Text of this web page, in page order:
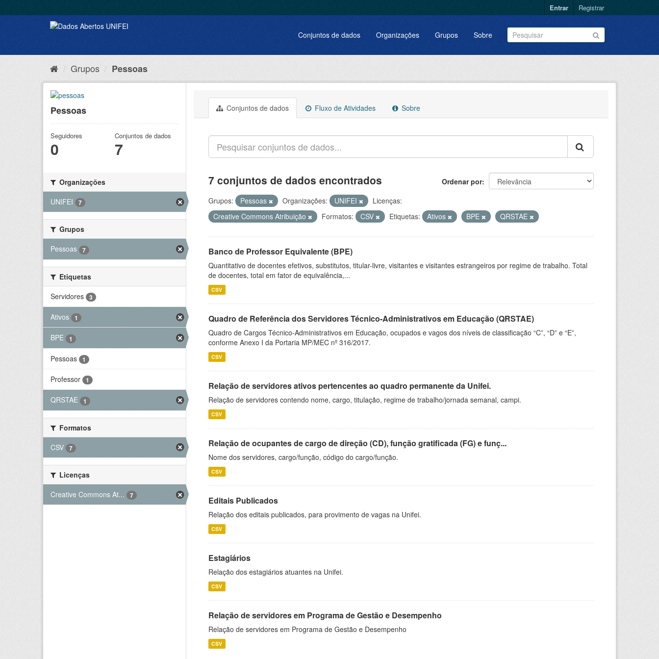
Entrar Registrar
Conjuntos de dados Organizações Grupos Sobre
Grupos Pessoas
Pessoas
Seguidores
0
Conjuntos de dados
7
Organizações
UNIFEI
7
Grupos
Pessoas
7
Etiquetas
Servidores
3
Ativos 1
BPE 1
Pessoas 1
Professor 1
QRSTAE 1
Formatos
CSV
7
Licenças
Creative Commons At...
7
Conjuntos de dados Fluxo de Atividades Sobre
Ordenar por
7 conjuntos de dados encontrados
Grupos: Pessoas Organizações: UNIFEI
Licenças:
Creative Commons Atribuição
Formatos: CSV Etiquetas: Ativos BPE QRSTAE
Banco de Professor Equivalente (BPE)
Quantitativo de docentes efetivos, substitutos, titular-livre, visitantes e visitantes estrangeiros por regime de trabalho. Total
de docentes, total em fator de equivalência,...
CSV
Quadro de Referência dos Servidores Técnico-Administrativos em Educação (QRSTAE)
Quadro de Cargos Técnico-Administrativos em Educação, ocupados e vagos dos níveis de classificação “C”, “D” e “E”,
conforme Anexo I da Portaria MP/MEC nº 316/2017.
CSV
Relação de servidores ativos pertencentes ao quadro permanente da Unifei.
Relação de servidores contendo nome, cargo, titulação, regime de trabalho/jornada semanal, campi.
CSV
Relação de ocupantes de cargo de direção (CD), função gratificada (FG) e funç...
Nome dos servidores, cargo/função, código do cargo/função.
CSV
Editais Publicados
Relação dos editais publicados, para provimento de vagas na Unifei.
CSV
Estagiários
Relação dos estagiários atuantes na Unifei.
CSV
Relação de servidores em Programa de Gestão e Desempenho
Relação de servidores em Programa de Gestão e Desempenho
CSV